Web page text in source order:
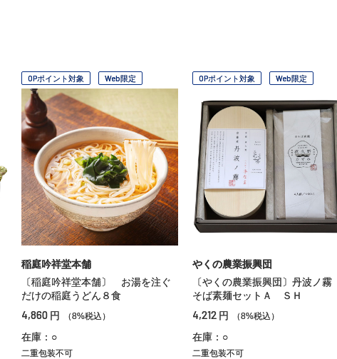
OPポイント対象 Web限定
稲庭吟祥堂本舗
〔稲庭吟祥堂本舗〕 お湯を注ぐ
だけの稲庭うどん８食
4,860 円 （8%税込）
在庫：○
二重包装不可
OPポイント対象 Web限定
やくの農業振興団
〔やくの農業振興団〕丹波ノ霧
そば素麺セットＡ ＳＨ
4,212 円 （8%税込）
在庫：○
二重包装不可